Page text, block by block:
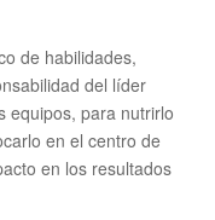
de habilidades,
del líder
equipos, para nutrirlo
en el centro de
en los resultados